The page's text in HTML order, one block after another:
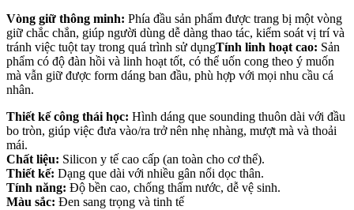
Vòng giữ thông minh: Phía đầu sản phẩm được trang bị một vòng
giữ chắc chắn, giúp người dùng dễ dàng thao tác, kiểm soát vị trí và
tránh việc tuột tay trong quá trình sử dụngTính linh hoạt cao: Sản
phẩm có độ đàn hồi và linh hoạt tốt, có thể uốn cong theo ý muốn
mà vẫn giữ được form dáng ban đầu, phù hợp với mọi nhu cầu cá
nhân.
Thiết kế công thái học: Hình dáng que sounding thuôn dài với đầu
bo tròn, giúp việc đưa vào/ra trở nên nhẹ nhàng, mượt mà và thoải
mái.
Chất liệu: Silicon y tế cao cấp (an toàn cho cơ thể).
Thiết kế: Dạng que dài với nhiều gân nổi dọc thân.
Tính năng: Độ bền cao, chống thấm nước, dễ vệ sinh.
Màu sắc: Đen sang trọng và tinh tế